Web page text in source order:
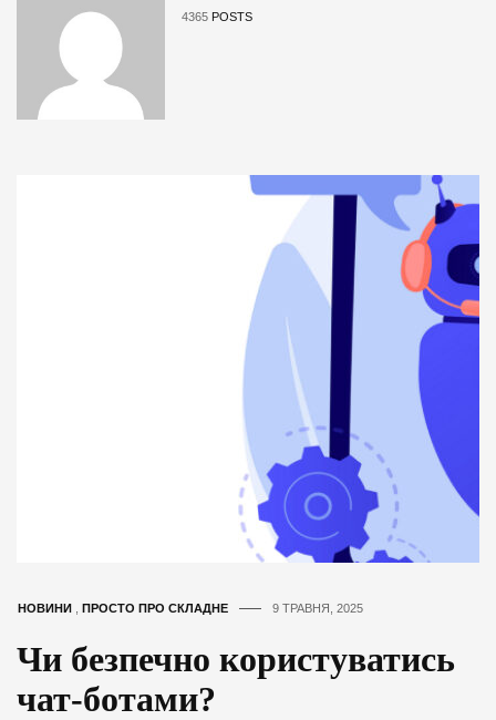
4365 POSTS
НОВИНИ ПРОСТО ПРО СКЛАДНЕ 9 ТРАВНЯ, 2025
Чи безпечно користуватись
чат-ботами?